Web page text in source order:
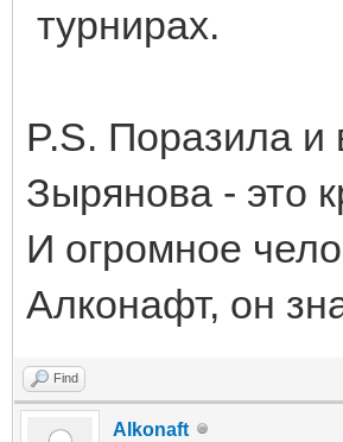
турнирах.
P.S. Поразила и
Зырянова - это
И огромное
Алконафт, он
Find
Alkonaft